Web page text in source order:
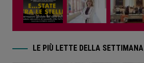
LE PIÙ LETTE DELLA SETTIMANA